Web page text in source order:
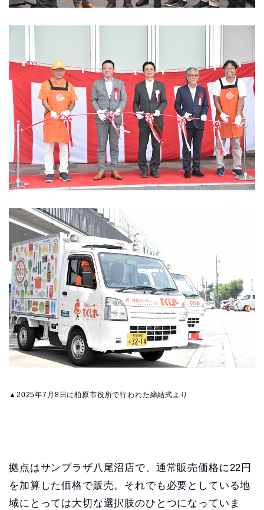
▲2025年7月8日に柏原市役所で行われた締結式より
拠点はサンプラザ八尾沼店で、通常販売価格に22円
を加算した価格で販売。それでも必要としている地
域にとっては大切な選択肢のひとつになっていま